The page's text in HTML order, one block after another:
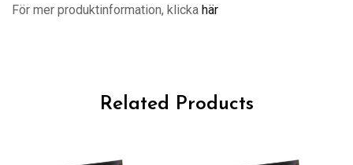
För mer produktinformation, klicka här
Related Products